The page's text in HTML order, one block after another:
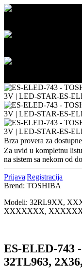
Brza provera za
Za uvid u kompletnu
na sistem sa nekom od
Prijava|Registracija
Brend: TOSHIBA
Modeli: 32RL9XX,
XXXXXXX,
ES-ELED-743
32TL963,